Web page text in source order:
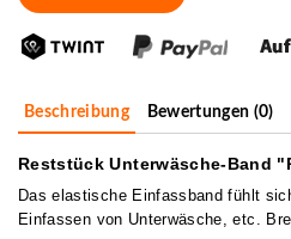
Beschreibung Bewertungen (0)
Reststück Unterwäsche-Band
Das elastische Einfassband fühlt
Einfassen von Unterwäsche, etc.